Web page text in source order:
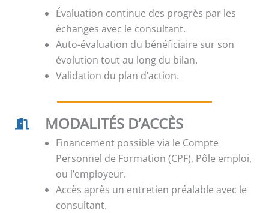
Évaluation continue des progrès par les
échanges avec le consultant.
Auto-évaluation du bénéficiaire sur son
évolution tout au long du bilan.
Validation du plan d’action.
MODALITÉS D’ACCÈS
Financement possible via le Compte
Personnel de Formation (CPF), Pôle emploi,
ou l’employeur.
Accès après un entretien préalable avec le
consultant.